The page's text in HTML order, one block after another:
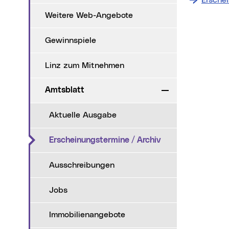
Weitere Web-Angebote
Gewinnspiele
Linz zum Mitnehmen
Amtsblatt Zuklappen
Aktuelle Ausgabe
Erscheinungstermine / Archiv(aktueller
Ausschreibungen
Jobs
Immobilienangebote